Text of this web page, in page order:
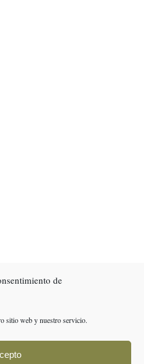
de
sitio web y nuestro servicio.